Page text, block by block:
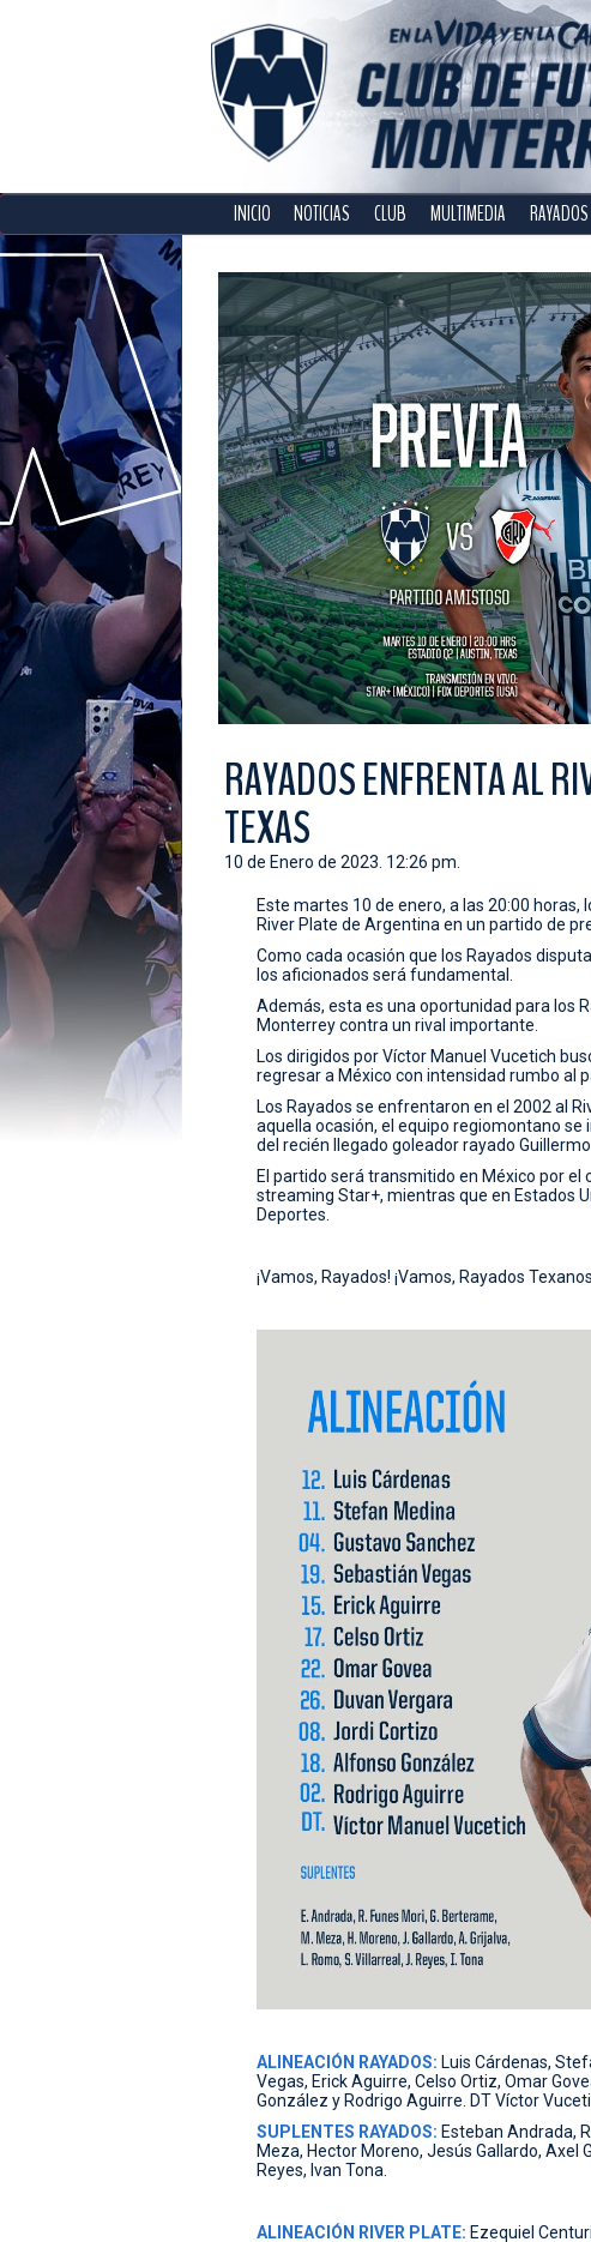
INICIO NOTICIAS CLUB MULTIMEDIA RAYADOS
RAYADOS ENFRENTA AL
TEXAS
10 de Enero de 2023. 12:26 pm.
Este martes 10 de enero, a las 20:00 horas,
River Plate de Argentina en un partido de
Como cada ocasión que los Rayados
los aficionados será fundamental.
Además, esta es una oportunidad para los
Monterrey contra un rival importante.
Los dirigidos por Víctor Manuel Vucetich
regresar a México con intensidad rumbo al
Los Rayados se enfrentaron en el 2002 al
aquella ocasión, el equipo regiomontano
del recién llegado goleador rayado Guillermo
El partido será transmitido en México por el
streaming Star+, mientras que en Estados
Deportes.
¡Vamos, Rayados! ¡Vamos, Rayados
ALINEACIÓN RAYADOS: Luis Cárdenas,
Vegas, Erick Aguirre, Celso Ortiz, Omar
González y Rodrigo Aguirre. DT Víctor
SUPLENTES RAYADOS: Esteban Andrada,
Meza, Hector Moreno, Jesús Gallardo, Axel
Reyes, Ivan Tona.
ALINEACIÓN RIVER PLATE: Ezequiel